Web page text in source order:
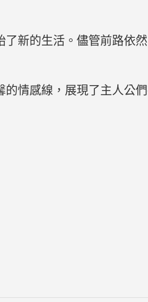
了新的生活。儘管前路依
的情感線，展現了主人公